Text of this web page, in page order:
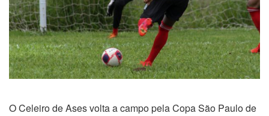
O Celeiro de Ases volta a campo pela Copa São Paulo de